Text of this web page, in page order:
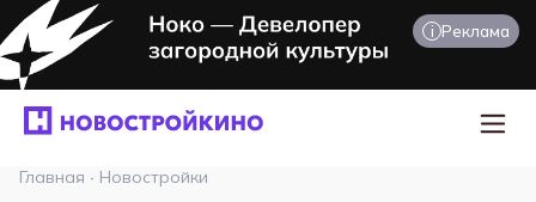
i Реклама
Главная · Новостройки